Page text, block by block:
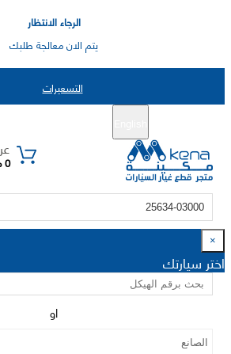
الرجاء الانتظار
يتم الان معالجة طلبك
التسعيرات
0 منتجات - ر. س.0.00
×
اختر سيارتك
او